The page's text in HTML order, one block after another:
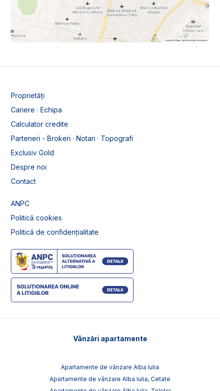
Proprietăți
Cariere · Echipa
Calculator credite
Parteneri - Brokeri · Notari · Topografi
Exclusiv Gold
Despre noi
Contact
ANPC
Politică cookies
Politică de confidențialitate
Vânzări apartamente
Apartamente de vânzare Alba Iulia
Apartamente de vânzare Alba Iulia, Cetate